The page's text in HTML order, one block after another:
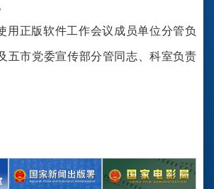
用正版软件工作会议成员单位分管负
五市党委宣传部分管同志、科室负责